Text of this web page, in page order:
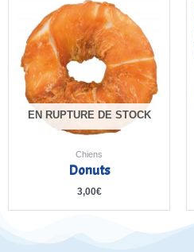
EN RUPTURE DE STOCK
Chiens
Donuts
3,00€